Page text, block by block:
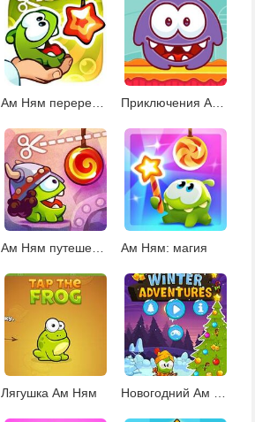
Ам Ням перережь веревку 1 Приключения Ам Няма
Ам Ням путешествие во времени Ам Ням: магия
Лягушка Ам Ням Новогодний Ам Ням